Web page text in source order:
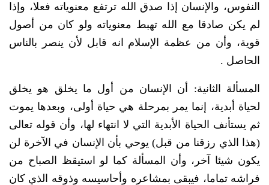
النفوس، والإنسان إذا صدق الله ترتفع معنوياته فعلا، وإذا
لم يكن صادقا مع الله تهبط معنوياته ولو كان من أصول
قوية، وأن من عظمة الإسلام انه قابل لأن ينصر بالناس
الحاصل .
المسألة الثانية: أن الإنسان من أول ما يخلق هو يخلق
لحياة أبدية، إنما يمر بمرحلة هي حياة أولى، وبعدها يموت
ثم يستأنف الحياة الأبدية التي لا انتهاء لها، وأن قوله تعالى
(هذا الذي رزقنا من قبل) يوحي بأن الإنسان في الآخرة لن
يكون شيئا آخر، وأن المسألة كما لو استيقظ الصباح من
فراشه تماما، فيبقى بمشاعره وأحاسيسه وذوقه الذي كان